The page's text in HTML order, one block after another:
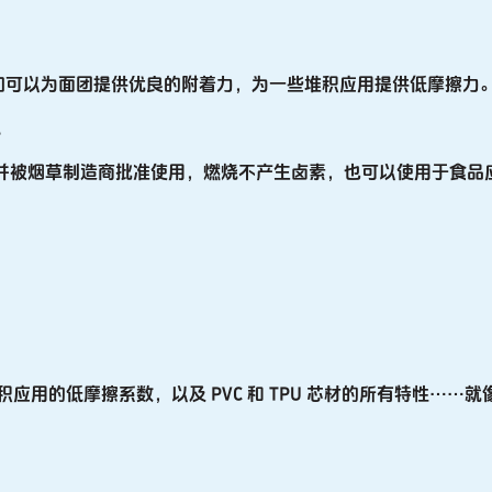
以为面团提供优良的附着力，为一些堆积应用提供低摩擦力
烟草制造商批准使用，燃烧不产生卤素，也可以使用于食品
应用的低摩擦系数，以及 PVC 和 TPU 芯材的所有特性……